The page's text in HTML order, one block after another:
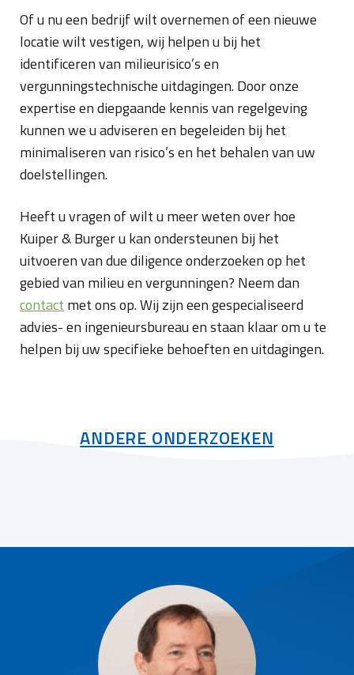
Of u nu een bedrijf wilt overnemen of een nieuwe
locatie wilt vestigen, wij helpen u bij het
identificeren van milieurisico’s en
vergunningstechnische uitdagingen. Door onze
expertise en diepgaande kennis van regelgeving
kunnen we u adviseren en begeleiden bij het
minimaliseren van risico’s en het behalen van uw
doelstellingen.
Heeft u vragen of wilt u meer weten over hoe
Kuiper & Burger u kan ondersteunen bij het
uitvoeren van due diligence onderzoeken op het
gebied van milieu en vergunningen? Neem dan
contact met ons op. Wij zijn een gespecialiseerd
advies- en ingenieursbureau en staan klaar om u te
helpen bij uw specifieke behoeften en uitdagingen.
ANDERE ONDERZOEKEN